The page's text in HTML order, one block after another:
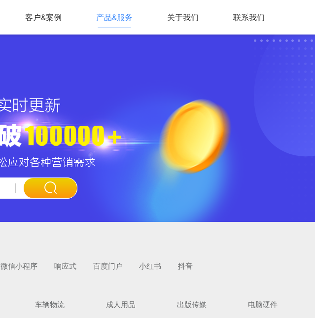
客户&案例 产品&服务 关于我们 联系我们
微信小程序 响应式 百度门户 小红书 抖音
车辆物流 成人用品 出版传媒
电脑硬件